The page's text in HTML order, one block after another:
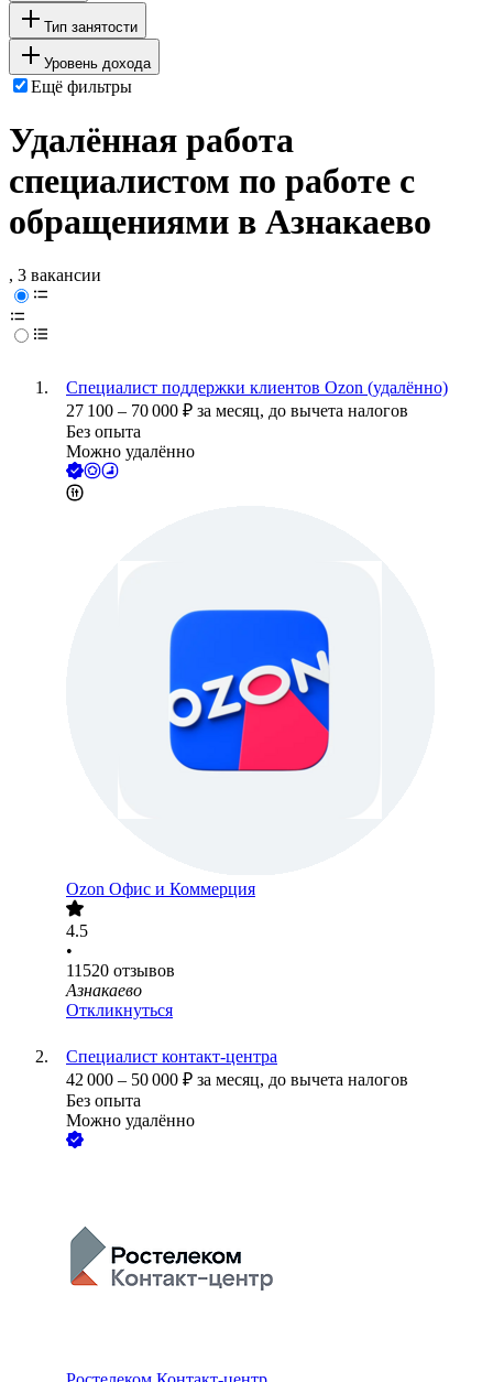
Тип занятости
Уровень дохода
Ещё фильтры
Удалённая работа
специалистом по работе с
обращениями в Азнакаево
, 3 вакансии
Специалист поддержки клиентов Ozon (удалённо)
27 100 – 70 000 ₽ за месяц, до вычета налогов
Без опыта
Можно удалённо
Ozon Офис и Коммерция
4.5
•
11520 отзывов
Азнакаево
Откликнуться
Специалист контакт-центра
42 000 – 50 000 ₽ за месяц, до вычета налогов
Без опыта
Можно удалённо